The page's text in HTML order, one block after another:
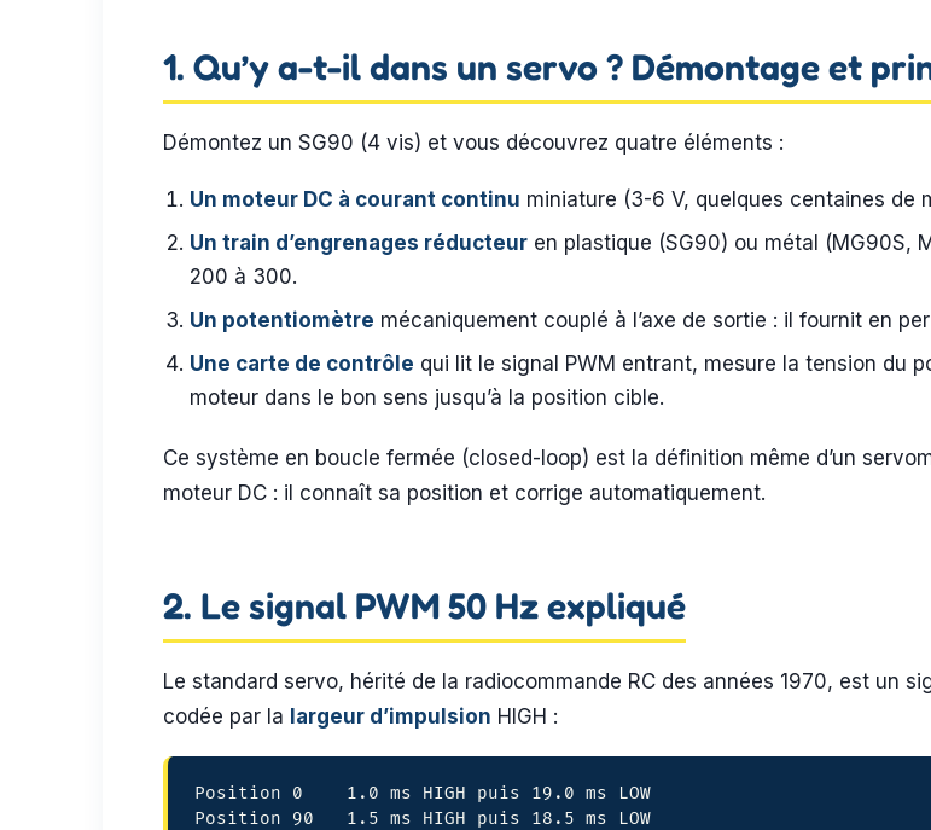
1. Qu’y a-t-il dans un servo ? Démontage et
Démontez un SG90 (4 vis) et vous découvrez quatre éléments :
Un moteur DC à courant continu miniature (3-6 V, quelques centaines de
Un train d’engrenages réducteur en plastique (SG90) ou métal (MG90S,
200 à 300.
Un potentiomètre mécaniquement couplé à l’axe de sortie : il fournit en
Une carte de contrôle qui lit le signal PWM entrant, mesure la tension du
moteur dans le bon sens jusqu’à la position cible.
Ce système en boucle fermée (closed-loop) est la définition même d’un
moteur DC : il connaît sa position et corrige automatiquement.
2. Le signal PWM 50 Hz expliqué
Le standard servo, hérité de la radiocommande RC des années 1970, est un
codée par la largeur d’impulsion HIGH :
Position 0    1.0 ms HIGH puis 19.0 ms LOW
Position 90   1.5 ms HIGH puis 18.5 ms LOW